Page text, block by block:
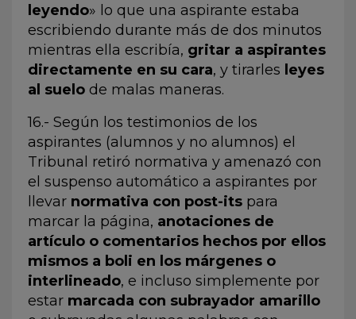
leyendo» lo que una aspirante estaba
escribiendo durante más de dos minutos
mientras ella escribía, gritar a aspirantes
directamente en su cara, y tirarles leyes
al suelo de malas maneras.
16.- Según los testimonios de los
aspirantes (alumnos y no alumnos) el
Tribunal retiró normativa y amenazó con
el suspenso automático a aspirantes por
llevar normativa con post-its para
marcar la página, anotaciones de
artículo o comentarios hechos por ellos
mismos a boli en los márgenes o
interlineado, e incluso simplemente por
estar marcada con subrayador amarillo